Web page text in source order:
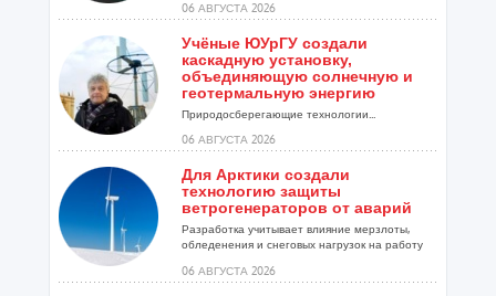
06 АВГУСТА 2026
Учёные ЮУрГУ создали
каскадную установку,
объединяющую солнечную и
геотермальную энергию
Природосберегающие технологии...
06 АВГУСТА 2026
Для Арктики создали
технологию защиты
ветрогенераторов от аварий
Разработка учитывает влияние мерзлоты,
обледенения и снеговых нагрузок на работу
06 АВГУСТА 2026